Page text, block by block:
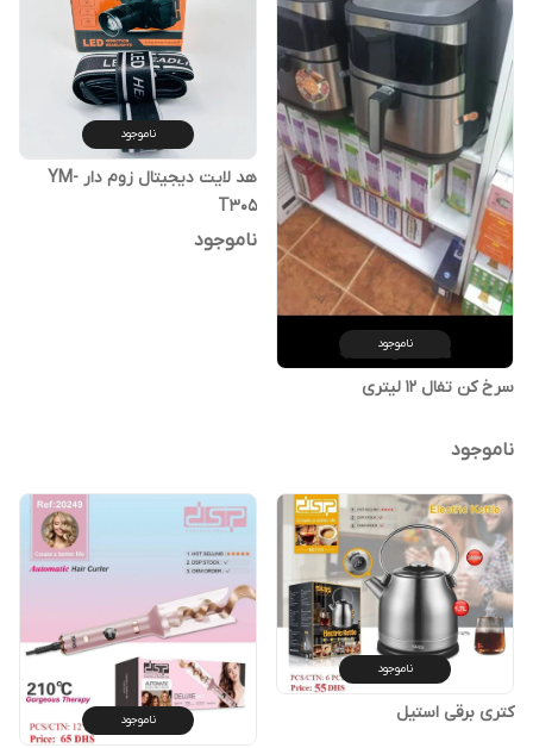
ناموجود
سرخ کن تفال 12 لیتری
ناموجود
ناموجود
هد لایت دیجیتال زوم دار YM-
T305
ناموجود
ناموجود
کتری برقی استیل ناموجود